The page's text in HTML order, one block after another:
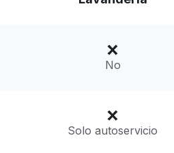
No
Solo autoservicio